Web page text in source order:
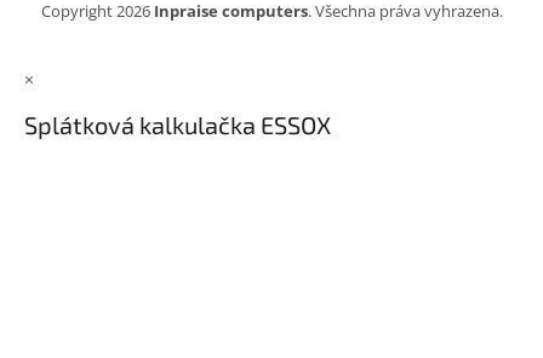
Copyright 2026 Inpraise computers. Všechna práva vyhrazena.
×
Splátková kalkulačka ESSOX